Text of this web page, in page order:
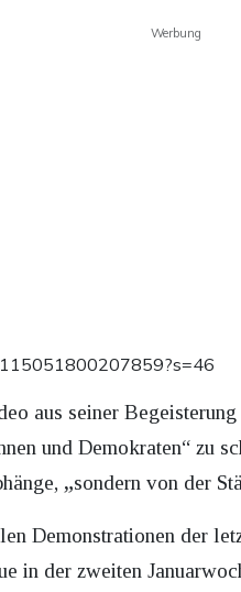
Werbung
aus seiner
und Demokraten“ zu
„sondern von der
Demonstrationen der
in der zweiten